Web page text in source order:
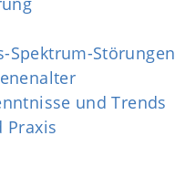
Spektrum-Störungen
und Trends
Praxis